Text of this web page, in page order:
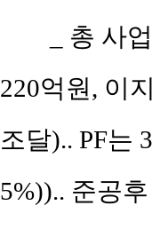
_ 총 사
220억원, 이
조달).. PF는
5%)).. 준공